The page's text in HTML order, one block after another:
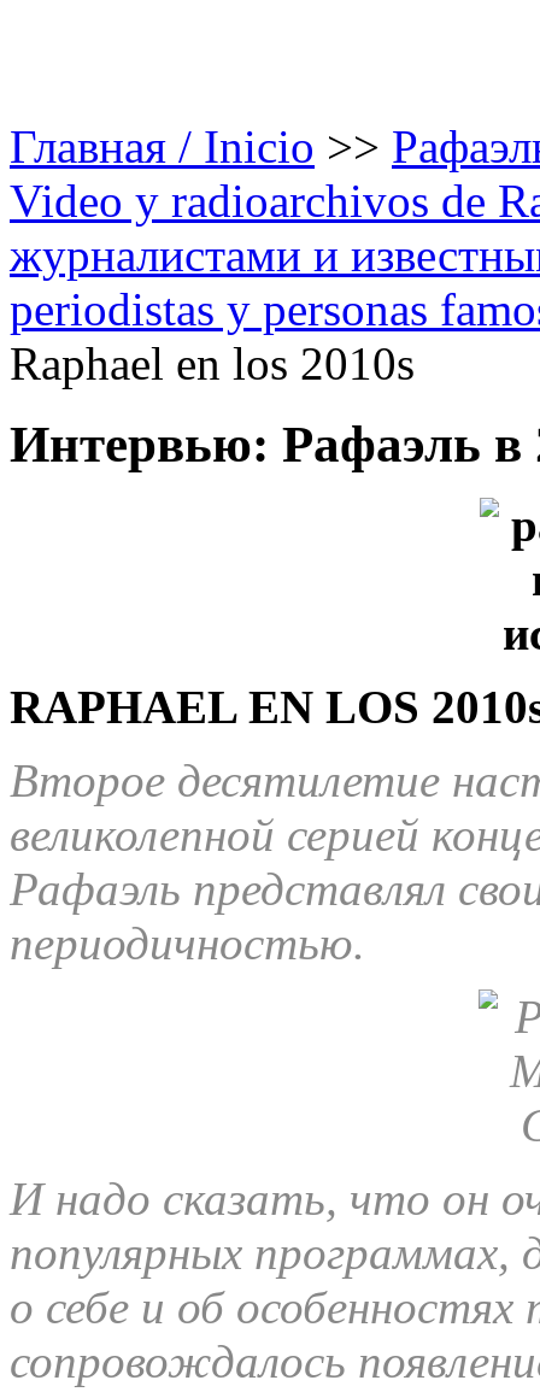
Главная / Inicio >>
Video y radioarchivos de
журналистами и
periodistas y personas
Raphael en los 2010s
Интервью: Рафаэль в
RAPHAEL EN LOS
Второе десятилетие
великолепной серией
Рафаэль представлял
периодичностью.
И надо сказать, что он
популярных программах,
о себе и об
сопровождалось